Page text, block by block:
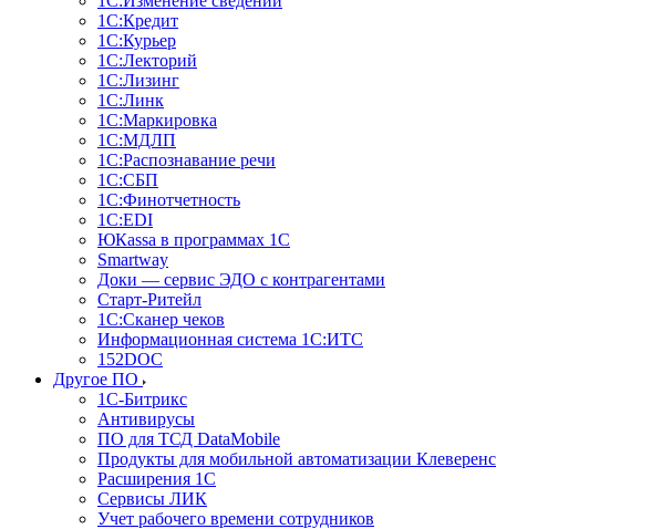
1С:Кредит
1С:Курьер
1С:Лекторий
1С:Лизинг
1С:Линк
1С:Маркировка
1С:МДЛП
1С:Распознавание речи
1С:СБП
1С:Финотчетность
1С:EDI
ЮКаssа в программах 1С
Smartway
Доки — сервис ЭДО с контрагентами
Старт-Ритейл
1С:Сканер чеков
Информационная система 1С:ИТС
152DOC
Другое ПО
1С-Битрикс
Антивирусы
ПО для ТСД DataMobile
Продукты для мобильной автоматизации Клеверенс
Расширения 1С
Сервисы ЛИК
Учет рабочего времени сотрудников